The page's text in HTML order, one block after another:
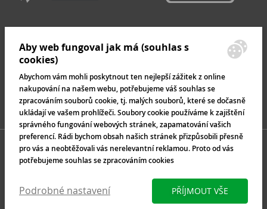
Aby web fungoval jak má (souhlas s
cookies)
Abychom vám mohli poskytnout ten nejlepší zážitek z online
nakupování na našem webu, potřebujeme váš souhlas se
zpracováním souborů cookie, tj. malých souborů, které se dočasně
ukládají ve vašem prohlížeči. Soubory cookie používáme k zajištění
správného fungování webových stránek, zapamatování vašich
preferencí. Rádi bychom obsah našich stránek přizpůsobili přesně
pro vás a neobtěžovali vás nerelevantní reklamou. Proto od vás
potřebujeme souhlas se zpracováním cookies
Podrobné nastavení PŘÍJMOUT VŠE